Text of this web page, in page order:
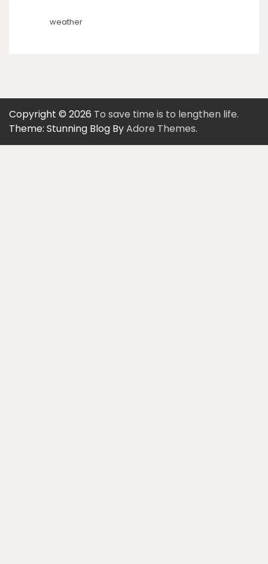
weather
Copyright © 2026 To save time is to lengthen life.
Theme: Stunning Blog ByAdore Themes.